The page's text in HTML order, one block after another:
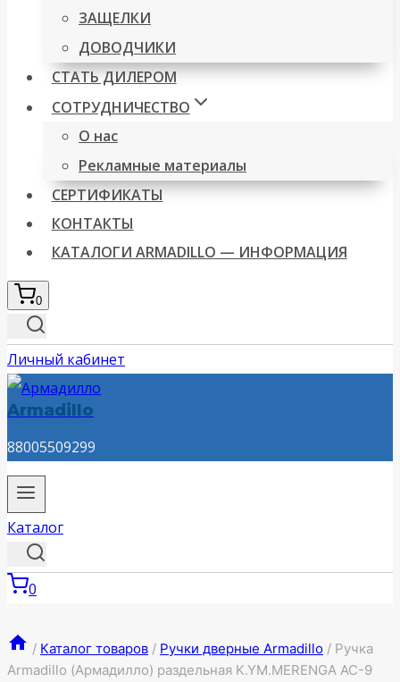
ЗАЩЕЛКИ
ДОВОДЧИКИ
СТАТЬ ДИЛЕРОМ
СОТРУДНИЧЕСТВО
О нас
Рекламные материалы
СЕРТИФИКАТЫ
КОНТАКТЫ
КАТАЛОГИ ARMADILLO — ИНФОРМАЦИЯ
0
Личный кабинет
Armadillo
88005509299
Каталог
0
/ Каталог товаров / Ручки дверные Armadillo / Ручка
Armadillo (Армадилло) раздельная K.YM.MERENGA AC-9